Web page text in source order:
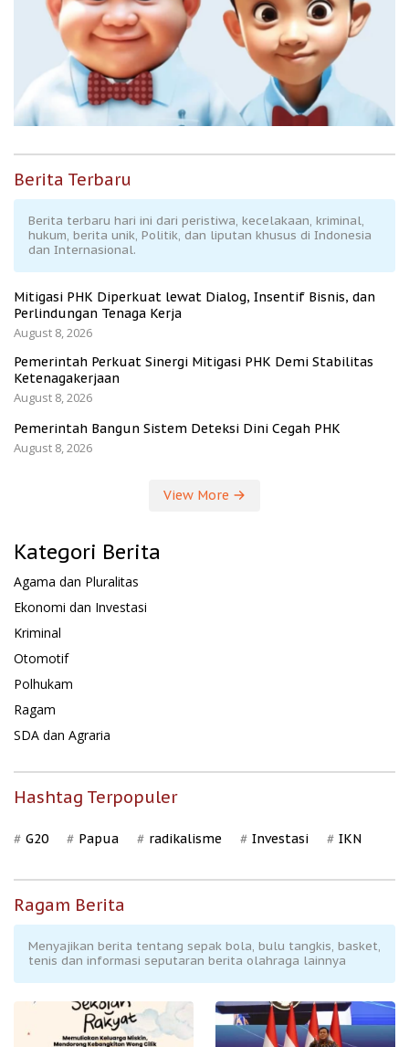
Berita Terbaru
Berita terbaru hari ini dari peristiwa, kecelakaan, kriminal,
hukum, berita unik, Politik, dan liputan khusus di Indonesia
dan Internasional.
Mitigasi PHK Diperkuat lewat Dialog, Insentif Bisnis, dan
Perlindungan Tenaga Kerja
August 8, 2026
Pemerintah Perkuat Sinergi Mitigasi PHK Demi Stabilitas
Ketenagakerjaan
August 8, 2026
Pemerintah Bangun Sistem Deteksi Dini Cegah PHK
August 8, 2026
View More
Kategori Berita
Agama dan Pluralitas
Ekonomi dan Investasi
Kriminal
Otomotif
Polhukam
Ragam
SDA dan Agraria
Hashtag Terpopuler
G20 Papua radikalisme Investasi IKN
Ragam Berita
Menyajikan berita tentang sepak bola, bulu tangkis, basket,
tenis dan informasi seputaran berita olahraga lainnya